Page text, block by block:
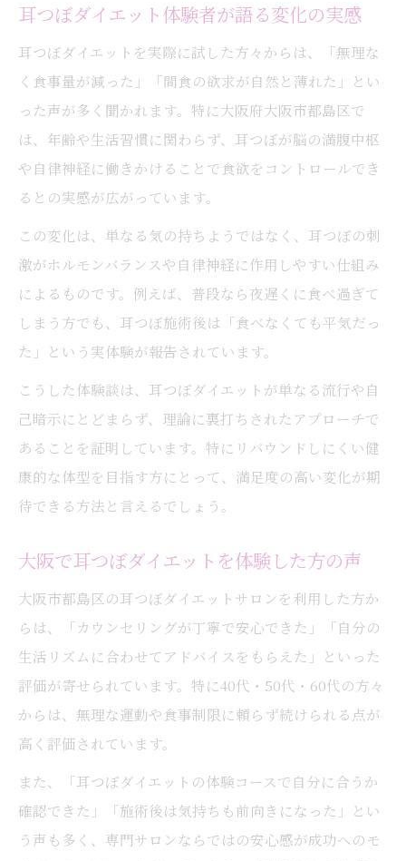
耳つぼダイエット体験者が語る変化の実感
耳つぼダイエットを実際に試した方々からは、「無理な
く食事量が減った」「間食の欲求が自然と薄れた」とい
った声が多く聞かれます。特に大阪府大阪市都島区で
は、年齢や生活習慣に関わらず、耳つぼが脳の満腹中枢
や自律神経に働きかけることで食欲をコントロールでき
るとの実感が広がっています。
この変化は、単なる気の持ちようではなく、耳つぼの刺
激がホルモンバランスや自律神経に作用しやすい仕組み
によるものです。例えば、普段なら夜遅くに食べ過ぎて
しまう方でも、耳つぼ施術後は「食べなくても平気だっ
た」という実体験が報告されています。
こうした体験談は、耳つぼダイエットが単なる流行や自
己暗示にとどまらず、理論に裏打ちされたアプローチで
あることを証明しています。特にリバウンドしにくい健
康的な体型を目指す方にとって、満足度の高い変化が期
待できる方法と言えるでしょう。
大阪で耳つぼダイエットを体験した方の声
大阪市都島区の耳つぼダイエットサロンを利用した方か
らは、「カウンセリングが丁寧で安心できた」「自分の
生活リズムに合わせてアドバイスをもらえた」といった
評価が寄せられています。特に40代・50代・60代の方々
からは、無理な運動や食事制限に頼らず続けられる点が
高く評価されています。
また、「耳つぼダイエットの体験コースで自分に合うか
確認できた」「施術後は気持ちも前向きになった」とい
う声も多く、専門サロンならではの安心感が成功へのモ